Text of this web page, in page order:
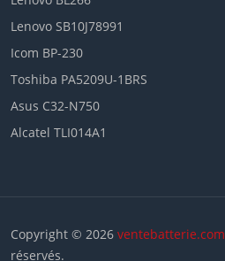
Lenovo SB10J78991
Icom BP-230
Toshiba PA5209U-1BRS
Asus C32-N750
Alcatel TLI014A1
Copyright © 2026 ventebatterie.com
réservés.